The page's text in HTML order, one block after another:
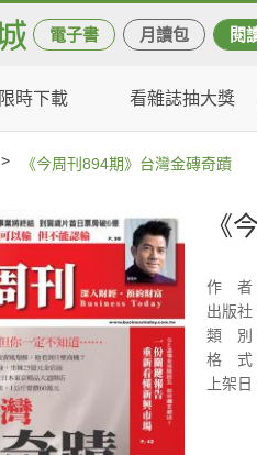
電子書 月讀包 閱
限時下載 看雜誌抽大獎
> 《今周刊894期》台灣金磚奇蹟
《
作 者
出版社
類
別
格
式
上架日